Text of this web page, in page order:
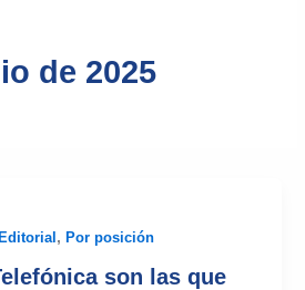
de 2025
, Por posición
son las que